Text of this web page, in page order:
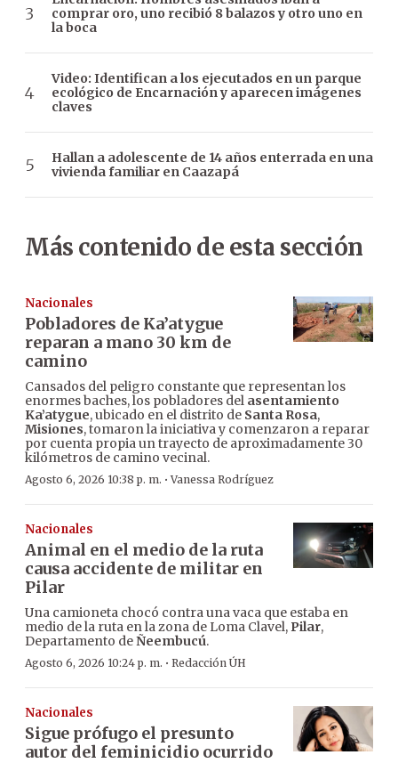
comprar oro, uno recibió 8 balazos y otro uno en
la boca
Video: Identifican a los ejecutados en un parque
ecológico de Encarnación y aparecen imágenes
claves
Hallan a adolescente de 14 años enterrada en una
vivienda familiar en Caazapá
Más contenido de esta sección
Nacionales
Pobladores de Ka’atygue
reparan a mano 30 km de
camino
Cansados del peligro constante que representan los
enormes baches, los pobladores del asentamiento
Ka’atygue, ubicado en el distrito de Santa Rosa,
Misiones, tomaron la iniciativa y comenzaron a reparar
por cuenta propia un trayecto de aproximadamente 30
kilómetros de camino vecinal.
Agosto 6, 2026 10:38 p. m. ·Vanessa Rodríguez
Nacionales
Animal en el medio de la ruta
causa accidente de militar en
Pilar
Una camioneta chocó contra una vaca que estaba en
medio de la ruta en la zona de Loma Clavel, Pilar,
Departamento deÑeembucú.
Agosto 6, 2026 10:24 p. m. · Redacción ÚH
Nacionales
Sigue prófugo el presunto
autor del feminicidio ocurrido